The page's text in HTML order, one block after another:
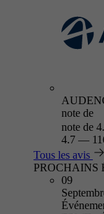
note de
note de
4.7 —
Tous les avis
PROCHAINS
09